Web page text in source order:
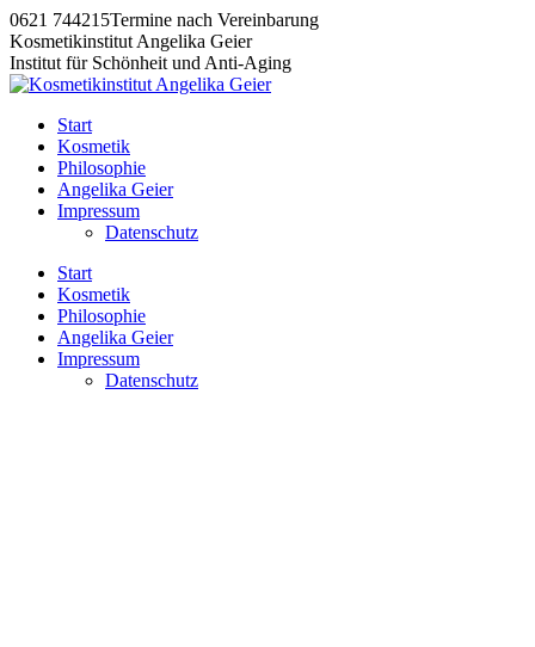
Zum
Inhalt
springen
0621 744215Termine nach Vereinbarung
Kosmetikinstitut Angelika Geier
Institut für Schönheit und Anti-Aging
Start
Kosmetik
Philosophie
Angelika Geier
Impressum
Datenschutz
Start
Kosmetik
Philosophie
Angelika Geier
Impressum
Datenschutz